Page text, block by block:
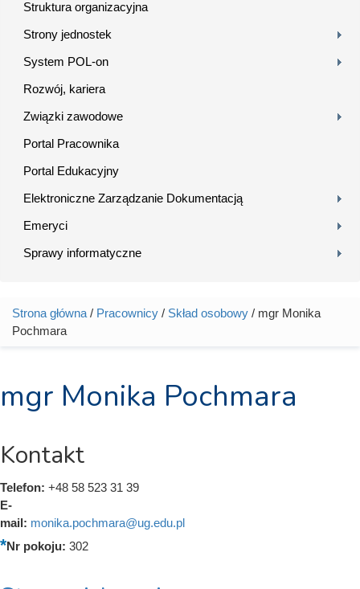
Struktura organizacyjna
Strony jednostek
System POL-on
Rozwój, kariera
Związki zawodowe
Portal Pracownika
Portal Edukacyjny
Elektroniczne Zarządzanie Dokumentacją
Emeryci
Sprawy informatyczne
Jesteś tutaj
Strona główna / Pracownicy / Skład osobowy / mgr Monika
Pochmara
mgr Monika Pochmara
Kontakt
Telefon: +48 58 523 31 39
E-
mail: monika.pochmara@ug.edu.pl
Nr pokoju: 302